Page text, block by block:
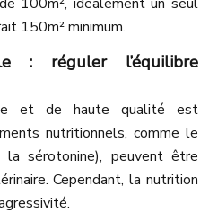
150m² minimum.
: réguler l’équilibre
et de haute qualité est
nutritionnels, comme le
la sérotonine), peuvent être
Cependant, la nutrition